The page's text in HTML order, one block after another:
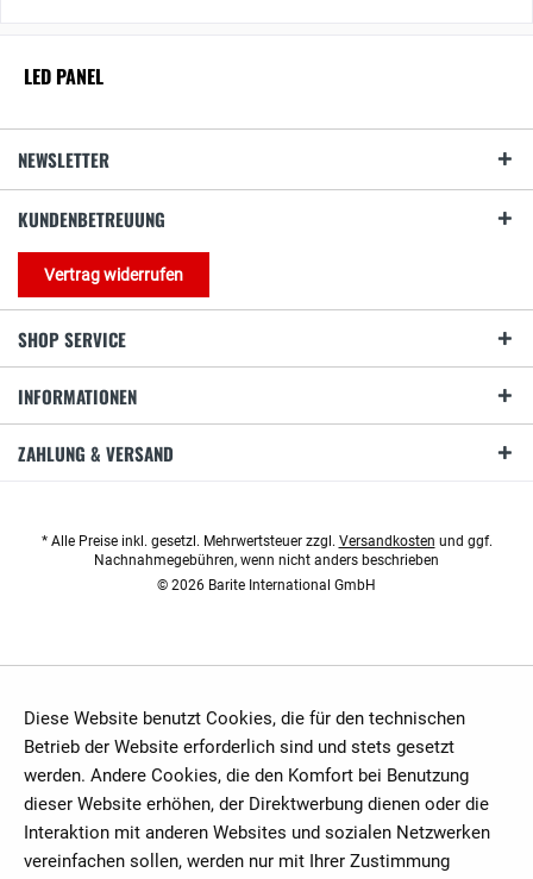
LED PANEL
NEWSLETTER
KUNDENBETREUUNG
Vertrag widerrufen
SHOP SERVICE
INFORMATIONEN
ZAHLUNG & VERSAND
* Alle Preise inkl. gesetzl. Mehrwertsteuer zzgl. Versandkosten und ggf.
Nachnahmegebühren, wenn nicht anders beschrieben
© 2026 Barite International GmbH
Diese Website benutzt Cookies, die für den technischen
Betrieb der Website erforderlich sind und stets gesetzt
werden. Andere Cookies, die den Komfort bei Benutzung
dieser Website erhöhen, der Direktwerbung dienen oder die
Interaktion mit anderen Websites und sozialen Netzwerken
vereinfachen sollen, werden nur mit Ihrer Zustimmung